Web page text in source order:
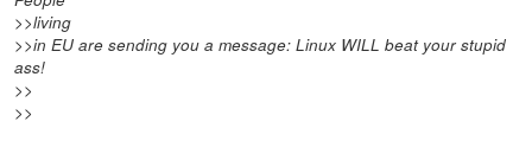
>>living
>>in EU are sending you a message: Linux WILL beat your stupid
ass!
>>
>>